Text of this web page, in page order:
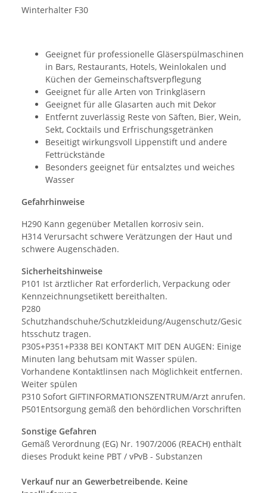
Winterhalter F30
Geeignet für professionelle Gläserspülmaschinen
in Bars, Restaurants, Hotels, Weinlokalen und
Küchen der Gemeinschaftsverpflegung
Geeignet für alle Arten von Trinkgläsern
Geeignet für alle Glasarten auch mit Dekor
Entfernt zuverlässig Reste von Säften, Bier, Wein,
Sekt, Cocktails und Erfrischungsgetränken
Beseitigt wirkungsvoll Lippenstift und andere
Fettrückstände
Besonders geeignet für entsalztes und weiches
Wasser
Gefahrhinweise
H290 Kann gegenüber Metallen korrosiv sein.
H314 Verursacht schwere Verätzungen der Haut und
schwere Augenschäden.
Sicherheitshinweise
P101 Ist ärztlicher Rat erforderlich, Verpackung oder
Kennzeichnungsetikett bereithalten.
P280
Schutzhandschuhe/Schutzkleidung/Augenschutz/Gesic
htsschutz tragen.
P305+P351+P338 BEI KONTAKT MIT DEN AUGEN: Einige
Minuten lang behutsam mit Wasser spülen.
Vorhandene Kontaktlinsen nach Möglichkeit entfernen.
Weiter spülen
P310 Sofort GIFTINFORMATIONSZENTRUM/Arzt anrufen.
P501Entsorgung gemäß den behördlichen Vorschriften
Sonstige Gefahren
Gemäß Verordnung (EG) Nr. 1907/2006 (REACH) enthält
dieses Produkt keine PBT / vPvB - Substanzen
Verkauf nur an Gewerbetreibende. Keine